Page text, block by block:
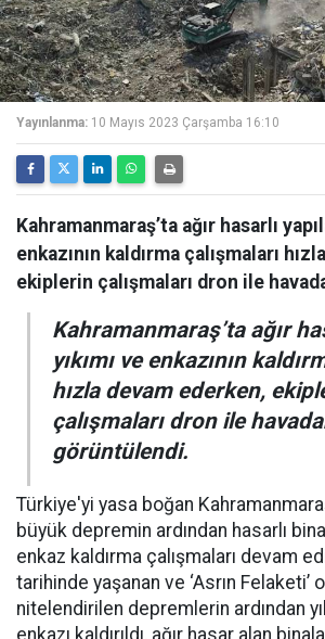
Yayınlanma: 10 Mayıs 2023 Çarşamba 16:10
Kahramanmaraş’ta ağır hasarlı
enkazının kaldırma çalışmaları
ekiplerin çalışmaları dron ile
Kahramanmaraş’ta ağır
yıkımı ve enkazının
hızla devam ederken,
çalışmaları dron ile
görüntülendi.
Türkiye'yi yasa boğan
büyük depremin ardından hasarlı
enkaz kaldırma çalışmaları devam
tarihinde yaşanan ve ‘Asrın Felaketi’
nitelendirilen depremlerin ardından
enkazı kaldırıldı, ağır hasar alan